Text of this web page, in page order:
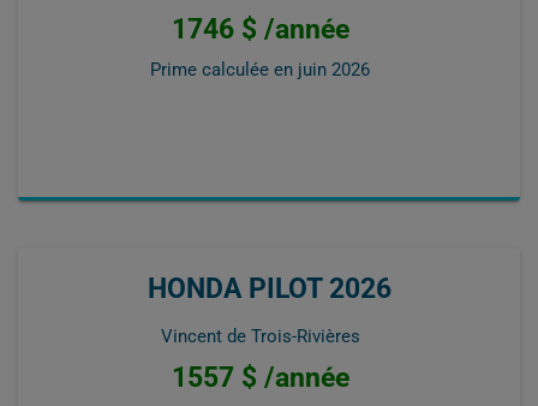
1746 $ /année
Prime calculée en juin 2026
HONDA PILOT 2026
Vincent de Trois-Rivières
1557 $ /année